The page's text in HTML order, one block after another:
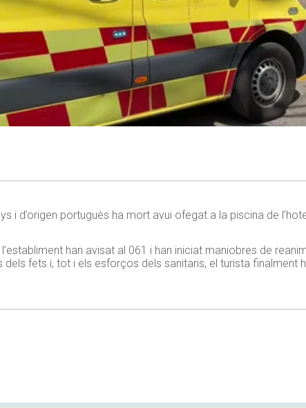
i d’origen portuguès ha mort avui ofegat a la piscina de
han avisat al 061 i han iniciat maniobres de
dels fets i, tot i els esforços dels sanitaris, el turista finalment